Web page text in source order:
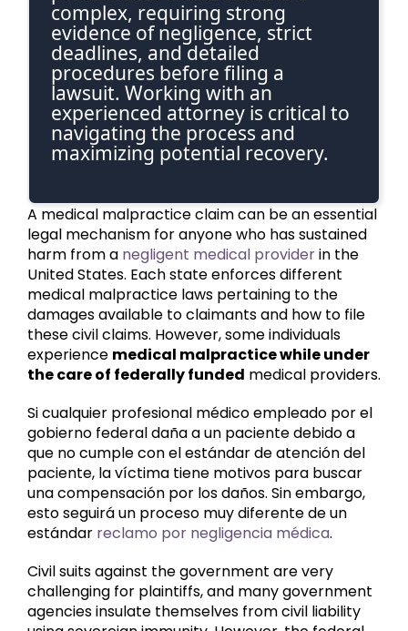
complex, requiring strong
evidence of negligence, strict
deadlines, and detailed
procedures before filing a
lawsuit. Working with an
experienced attorney is critical to
navigating the process and
maximizing potential recovery.
A medical malpractice claim can be an essential
legal mechanism for anyone who has sustained
harm from a negligent medical providerin the
United States. Each state enforces different
medical malpractice laws pertaining to the
damages available to claimants and how to file
these civil claims. However, some individuals
experience medical malpractice while under
the care of federally funded medical providers.
Si cualquier profesional médico empleado por el
gobierno federal daña a un paciente debido a
que no cumple con el estándar de atención del
paciente, la víctima tiene motivos para buscar
una compensación por los daños. Sin embargo,
esto seguirá un proceso muy diferente de un
estándar reclamo por negligencia médica.
Civil suits against the government are very
challenging for plaintiffs, and many government
agencies insulate themselves from civil liability